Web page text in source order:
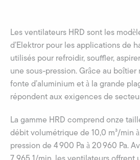
Les ventilateurs HRD sont les
d’Elektror pour les applications de
utilisés pour refroidir, souffler,
une sous-pression. Grâce au
fonte d’aluminium et à la grande
répondent aux exigences de
La gamme HRD comprend onze
débit volumétrique de 10,0 m³/min
pression de 4 900 Pa à 20 960 Pa.